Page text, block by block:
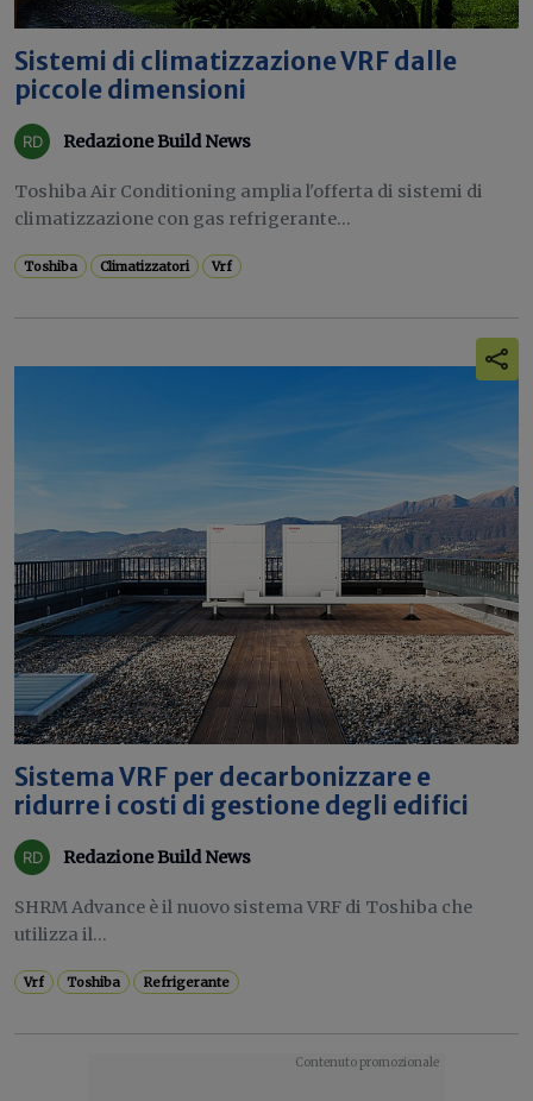
Sistemi di climatizzazione VRF dalle
piccole dimensioni
Redazione Build News
Toshiba Air Conditioning amplia l'offerta di sistemi di
climatizzazione con gas refrigerante...
Toshiba Climatizzatori Vrf
Sistema VRF per decarbonizzare e
ridurre i costi di gestione degli edifici
Redazione Build News
SHRM Advance è il nuovo sistema VRF di Toshiba che
utilizza il...
Vrf Toshiba Refrigerante